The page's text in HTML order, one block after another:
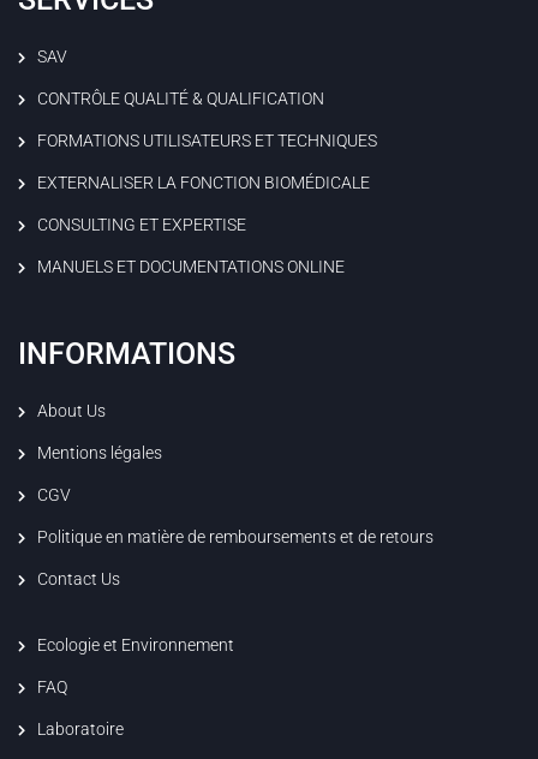
SAV
CONTRÔLE QUALITÉ & QUALIFICATION
FORMATIONS UTILISATEURS ET TECHNIQUES
EXTERNALISER LA FONCTION BIOMÉDICALE
CONSULTING ET EXPERTISE
MANUELS ET DOCUMENTATIONS ONLINE
INFORMATIONS
About Us
Mentions légales
CGV
Politique en matière de remboursements et de retours
Contact Us
Ecologie et Environnement
FAQ
Laboratoire